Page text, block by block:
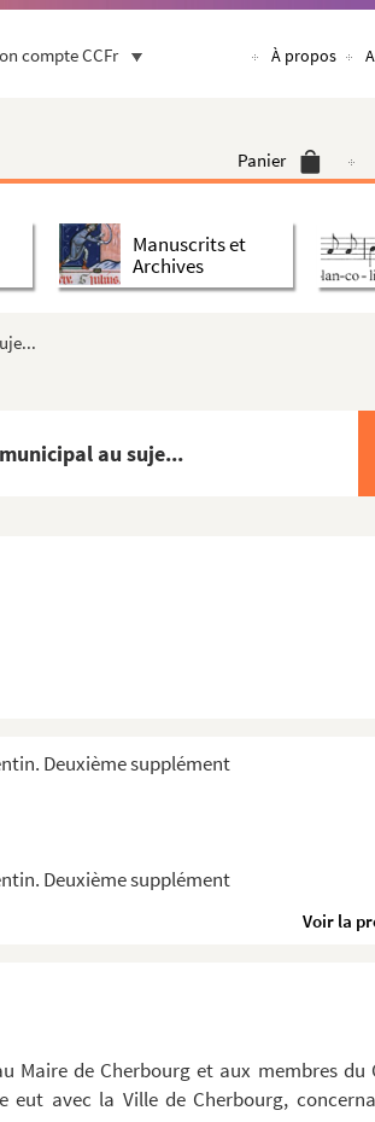
compte CCFr À propos
Panier
Manuscrits et
Archives
au suje...
Deuxième supplément
Deuxième supplément
Maire de Cherbourg et aux membres
eut avec la Ville de Cherbourg,